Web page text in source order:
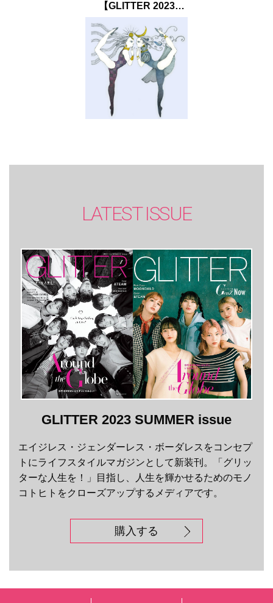
【GLITTER 2023
SUMMER issue】
LATEST ISSUE
GLITTER 2023 SUMMER issue
エイジレス・ジェンダーレス・ボーダレスをコンセプ
トにライフスタイルマガジンとして新装刊。「グリッ
ターな人生を！」目指し、人生を輝かせるためのモノ
コトヒトをクローズアップするメディアです。
購入する